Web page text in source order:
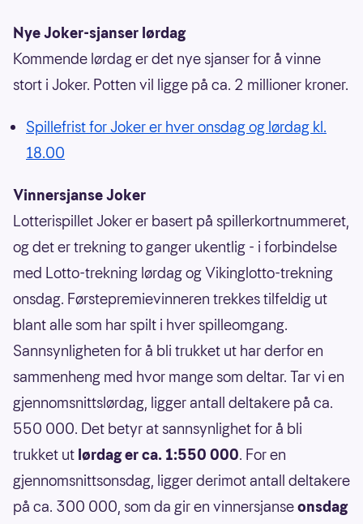
Nye Joker-sjanser lørdag
Kommende lørdag er det nye sjanser for å vinne
stort i Joker. Potten vil ligge på ca. 2 millioner kroner.
Spillefrist for Joker er hver onsdag og lørdag kl.
18.00
Vinnersjanse Joker
Lotterispillet Joker er basert på spillerkortnummeret,
og det er trekning to ganger ukentlig - i forbindelse
med Lotto-trekning lørdag og Vikinglotto-trekning
onsdag. Førstepremievinneren trekkes tilfeldig ut
blant alle som har spilt i hver spilleomgang.
Sannsynligheten for å bli trukket ut har derfor en
sammenheng med hvor mange som deltar. Tar vi en
gjennomsnittslørdag, ligger antall deltakere på ca.
550 000. Det betyr at sannsynlighet for å bli
trukket ut lørdag er ca. 1:550 000. For en
gjennomsnittsonsdag, ligger derimot antall deltakere
på ca. 300 000, som da gir en vinnersjanseonsdag